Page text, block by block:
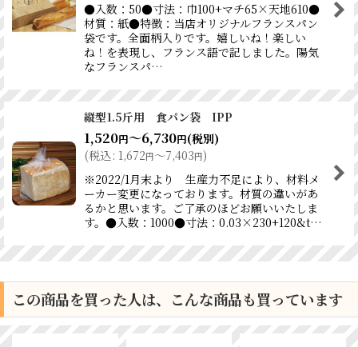
●入数：50●寸法：巾100+マチ65×天地610●
材質：紙●特徴：当店オリジナルフランスパン
袋です。全面柄入りです。嬉しいね！楽しい
ね！を表現し、フランス語で記しました。陽気
なフランスパ…
縦型1.5斤用 食パン袋 IPP
1,520円～6,730円(税別)
(税込: 1,672円～7,403円)
※2022/1月末より 生産力不足により、材料メ
ーカー変更になっております。材質の違いがあ
るかと思います。ご了承のほどお願いいたしま
す。●入数：1000●寸法：0.03×230+120&t…
この商品を買った人は、こんな商品も買っています